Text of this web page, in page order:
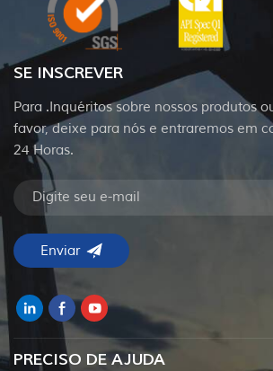
SE INSCREVER
Para .Inquéritos sobre nossos produtos
favor, deixe para nós e entraremos em
24 Horas.
PRECISO DE AJUDA